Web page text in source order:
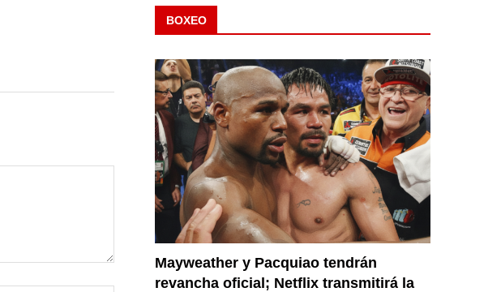
BOXEO
Mayweather y Pacquiao tendrán
revancha oficial; Netflix transmitirá la